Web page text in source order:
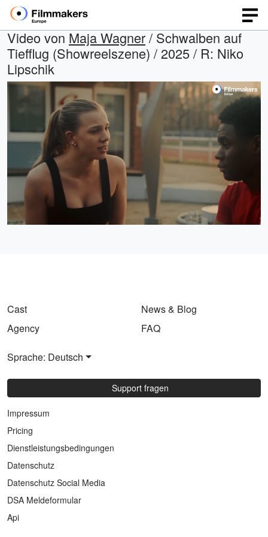
Video von Maja Wagner/ Schwalben auf
Tiefflug (Showreelszene) / 2025 / R: Niko
Lipschik
Geladen :
100.00%
Open
quality
selector
Cast
Agency
News & Blog
FAQ
Sprache: Deutsch
Support fragen
Impressum
Pricing
Dienstleistungsbedingungen
Datenschutz
Datenschutz Social Media
DSA Meldeformular
Api